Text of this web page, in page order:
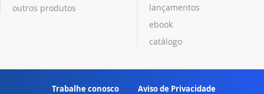
outros produtos
lançamentos
ebook
catálogo
Trabalhe conosco Aviso de Privacidade